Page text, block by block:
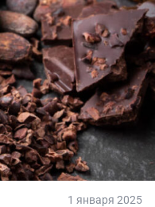
1 января 2025